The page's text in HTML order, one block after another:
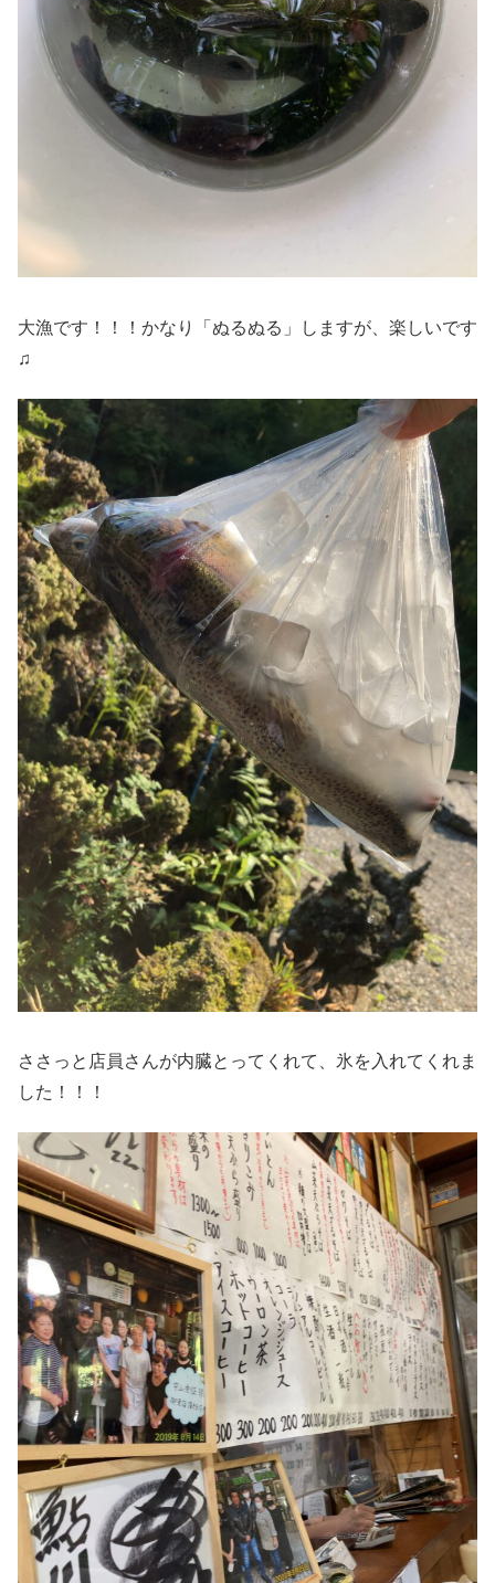
大漁です！！！かなり「ぬるぬる」しますが、楽しいです
♫
ささっと店員さんが内臓とってくれて、氷を入れてくれま
した！！！